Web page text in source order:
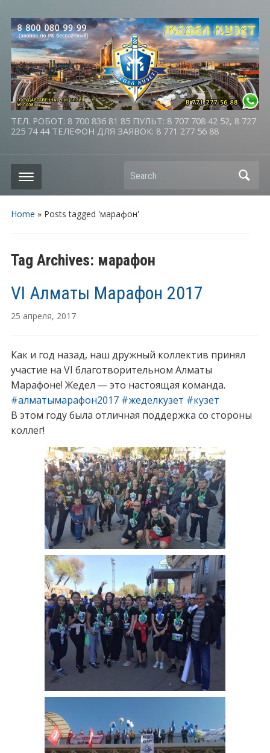
ТЕЛ. РОБОТ: 8 700 836 81 85 ПУЛЬТ: 8 707 708 42 52, 8 727
225 74 44 ТЕЛЕФОН ДЛЯ ЗАЯВОК: 8 771 277 56 88
Search
Home » Posts tagged 'марафон'
Tag Archives: марафон
VI Алматы Марафон 2017
25 апреля, 2017
Как и год назад, наш дружный коллектив принял
участие на VI благотворительном Алматы
Марафоне! Жедел — это настоящая команда.
#алматымарафон2017 #жеделкузет #кузет
В этом году была отличная поддержка со стороны
коллег!